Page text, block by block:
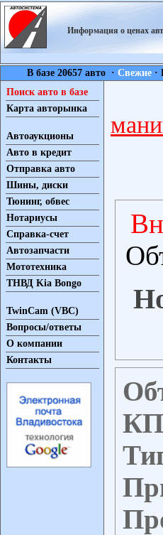
Информация о ценах
В базе 20657 авто ·Свежие ·
Поиск авто в базе
Карта авторынка
Автоаукционы
Авто в кредит
Отправка авто
Шины, диски
Тюнинг, обвес
Нотариусы
Справка-счет
Автозапчасти
Мототехника
ТНВД Kia Bongo
TwinCam (VBC)
Вопросы/ответы
О компании
Контакты